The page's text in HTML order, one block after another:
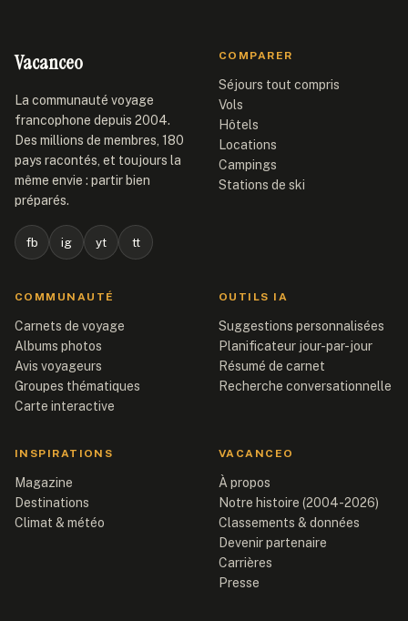
Vacanceo
La communauté voyage
francophone depuis 2004.
Des millions de membres, 180
pays racontés, et toujours la
même envie : partir bien
préparés.
fb ig yt tt
COMPARER
Séjours tout compris
Vols
Hôtels
Locations
Campings
Stations de ski
COMMUNAUTÉ
Carnets de voyage
Albums photos
Avis voyageurs
Groupes thématiques
Carte interactive
OUTILS IA
Suggestions personnalisées
Planificateur jour-par-jour
Résumé de carnet
Recherche conversationnelle
INSPIRATIONS
Magazine
Destinations
Climat & météo
VACANCEO
À propos
Notre histoire (2004-2026)
Classements & données
Devenir partenaire
Carrières
Presse